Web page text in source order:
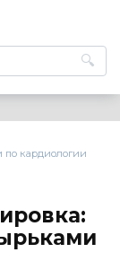
по кардиологии